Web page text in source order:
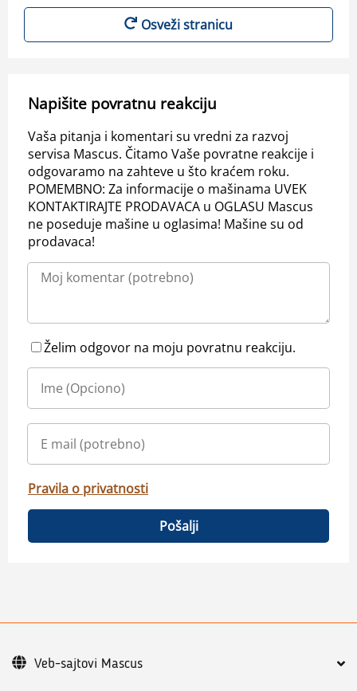
Osveži stranicu
Napišite povratnu reakciju
Vaša pitanja i komentari su vredni za razvoj
servisa Mascus. Čitamo Vaše povratne reakcije i
odgovaramo na zahteve u što kraćem roku.
POMEMBNO: Za informacije o mašinama UVEK
KONTAKTIRAJTE PRODAVACA u OGLASU Mascus
ne poseduje mašine u oglasima! Mašine su od
prodavaca!
Želim odgovor na moju povratnu reakciju.
Pravila o privatnosti
Pošalji
Veb-sajtovi Mascus